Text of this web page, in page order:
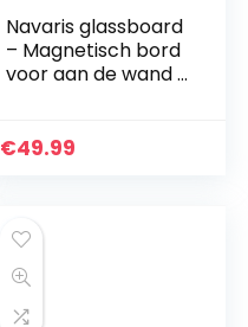
Navaris glassboard
– Magnetisch bord
voor aan de wand –
Magneetbord
€49.99